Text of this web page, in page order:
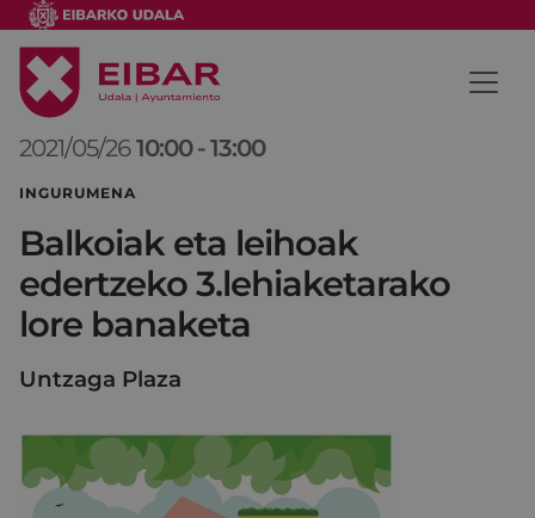
2021/05/26 10:00 -13:00
INGURUMENA
Balkoiak eta leihoak
edertzeko 3.lehiaketarako
lore banaketa
Untzaga Plaza